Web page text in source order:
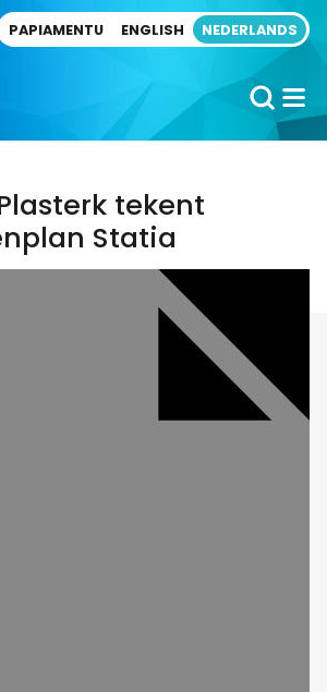
PAPIAMENTU ENGLISH NEDERLANDS
tekent
Statia